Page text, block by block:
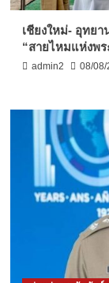
เชียงใหม่- อุทย
“สายไหมแห่งพ
admin2 08/08/